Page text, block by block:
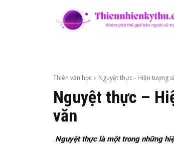
Thiên văn học Nguyệt thực - Hiện tượng
Nguyệt thực –
văn
Nguyệt thực là một trong những